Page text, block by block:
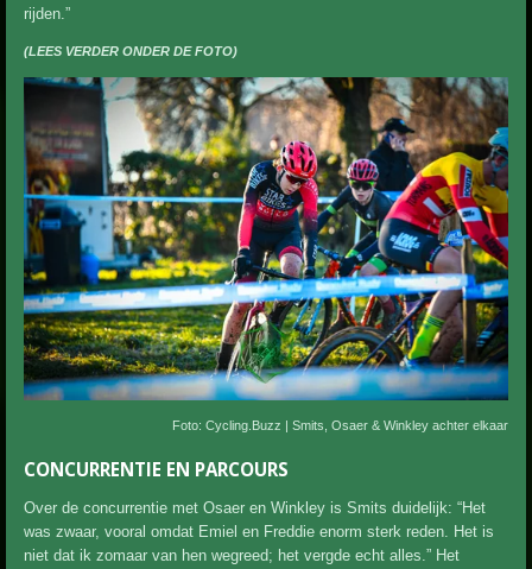
rijden.”
(LEES VERDER ONDER DE FOTO)
Foto: Cycling.Buzz | Smits, Osaer & Winkley achter elkaar
CONCURRENTIE EN PARCOURS
Over de concurrentie met Osaer en Winkley is Smits duidelijk: “Het
was zwaar, vooral omdat Emiel en Freddie enorm sterk reden. Het is
niet dat ik zomaar van hen wegreed; het vergde echt alles.” Het